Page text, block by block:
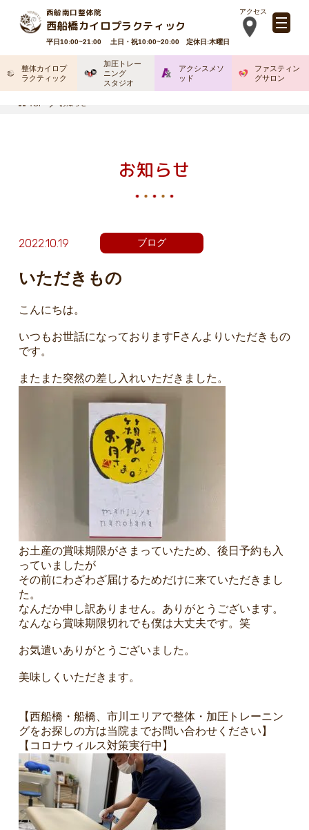
西船南口整体院
西船橋カイロプラクティック
アクセス
平日10:00~21:00 土日・祝10:00~20:00 定休日:木曜日
整体カイロプ
ラクティック
加圧トレー
ニング
スタジオ
アクシスメソ
ッド
ファスティン
グサロン
TOP お知らせ
お知らせ
2022.10.19 ブログ
いただきもの
こんにちは。
いつもお世話になっておりますFさんよりいただきもの
です。
またまた突然の差し入れいただきました。
お土産の賞味期限がさまっていたため、後日予約も入
っていましたが
その前にわざわざ届けるためだけに来ていただきまし
た。
なんだか申し訳ありません。ありがとうございます。
なんなら賞味期限切れでも僕は大丈夫です。笑
お気遣いありがとうございました。
美味しくいただきます。
【西船橋・船橋、市川エリアで整体・加圧トレーニン
グをお探しの方は当院までお問い合わせください】
【コロナウィルス対策実行中】